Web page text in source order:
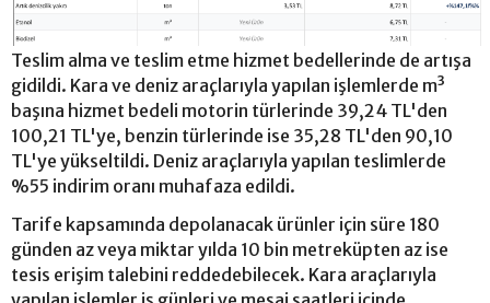
Teslim alma ve teslim etme hizmet bedellerinde de artışa
gidildi. Kara ve deniz araçlarıyla yapılan işlemlerde m³
başına hizmet bedeli motorin türlerinde 39,24 TL'den
100,21 TL'ye, benzin türlerinde ise 35,28 TL'den 90,10
TL'ye yükseltildi. Deniz araçlarıyla yapılan teslimlerde
%55 indirim oranı muhafaza edildi.
Tarife kapsamında depolanacak ürünler için süre 180
günden az veya miktar yılda 10 bin metreküpten az ise
tesis erişim talebini reddedebilecek. Kara araçlarıyla